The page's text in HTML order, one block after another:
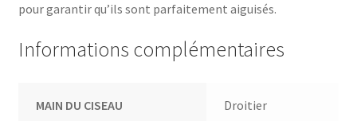
pour garantir qu’ils sont parfaitement aiguisés.
Informations complémentaires
MAIN DU CISEAU Droitier